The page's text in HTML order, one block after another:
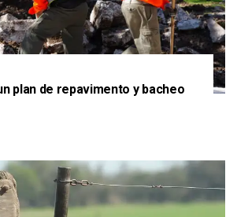
plan de repavimento y bacheo